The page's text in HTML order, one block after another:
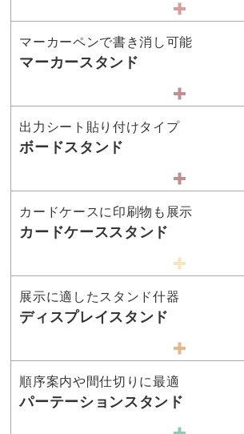
マーカーペンで書き消し可能
マーカースタンド
出力シート貼り付けタイプ
ボードスタンド
カードケースに印刷物も展示
カードケーススタンド
展示に適したスタンド什器
ディスプレイスタンド
順序案内や間仕切りに最適
パーテーションスタンド